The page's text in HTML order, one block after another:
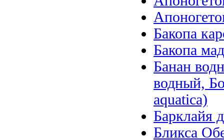
Бакопа
Бакопа
Банан
водный,
aquatica)
Барклайя
Бликса